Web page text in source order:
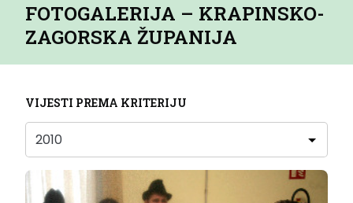
FOTOGALERIJA – KRAPINSKO-
ZAGORSKA ŽUPANIJA
VIJESTI PREMA KRITERIJU